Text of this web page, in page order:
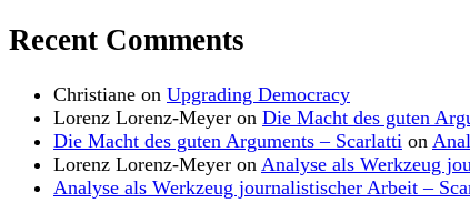
Recent Comments
Christiane on Upgrading Democracy
Lorenz Lorenz-Meyer on Die Macht des guten
Die Macht des guten Arguments – Scarlatti on
Lorenz Lorenz-Meyer on Analyse als Werkzeug
Analyse als Werkzeug journalistischer Arbeit –